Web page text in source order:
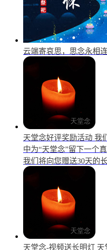
云端寄哀思，思念永相连
天堂念好评奖励活动 我
中为“天堂念”留下一个
我们将向您赠送30天的长
天堂念-视频送长明灯 天